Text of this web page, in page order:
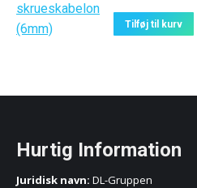
Tilføj til kurv
Hurtig Information
Juridisk navn: DL-Gruppen